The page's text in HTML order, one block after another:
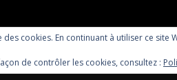
cookies. En continuant à utiliser ce site
de contrôler les cookies, consultez :